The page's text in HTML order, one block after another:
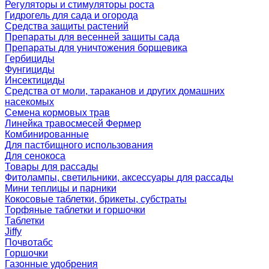
Регуляторы и стимуляторы роста
Гидрогель для сада и огорода
Средства защиты растений
Препараты для весенней защиты сада
Препараты для уничтожения борщевика
Гербициды
Фунгициды
Инсектициды
Средства от моли, тараканов и других домашних
насекомых
Семена кормовых трав
Линейка травосмесей Фермер
Комбинированные
Для пастбищного использования
Для сенокоса
Товары для рассады
Фитолампы, светильники, аксессуары для рассады
Мини теплицы и парники
Кокосовые таблетки, брикеты, субстраты
Торфяные таблетки и горшочки
Таблетки
Jiffy
Почвотабс
Горшочки
Газонные удобрения